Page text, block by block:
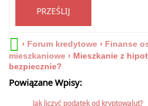
PRZEŚLIJ
› Forum kredytowe › Finanse
mieszkaniowe › Mieszkanie z
bezpiecznie?
Powiązane Wpisy:
Jak liczyć podatek od kryptowalut?